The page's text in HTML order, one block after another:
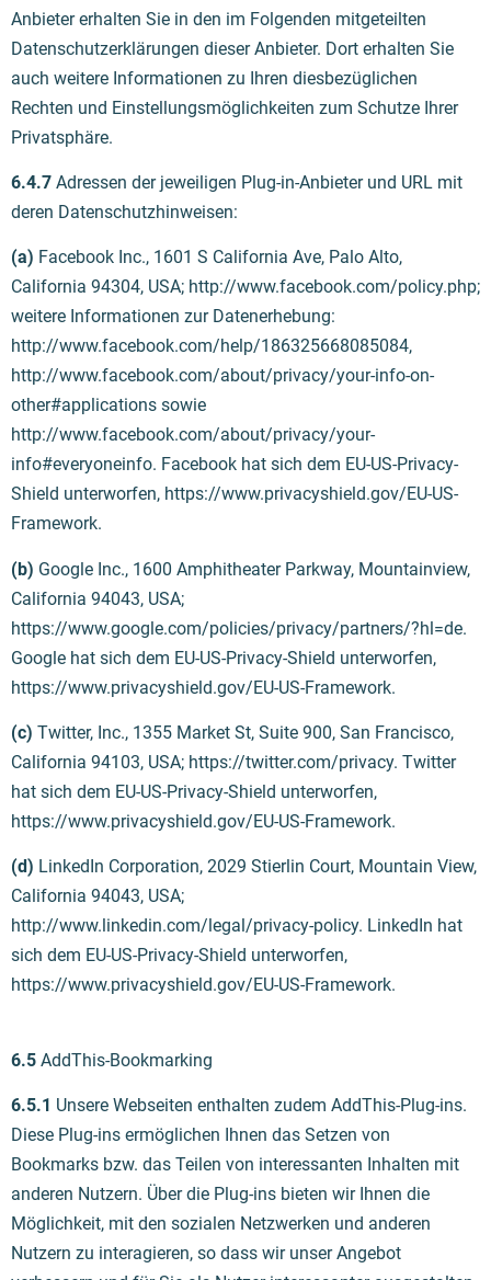
Anbieter erhalten Sie in den im Folgenden mitgeteilten
Datenschutzerklärungen dieser Anbieter. Dort erhalten Sie
auch weitere Informationen zu Ihren diesbezüglichen
Rechten und Einstellungsmöglichkeiten zum Schutze Ihrer
Privatsphäre.
6.4.7 Adressen der jeweiligen Plug-in-Anbieter und URL mit
deren Datenschutzhinweisen:
(a) Facebook Inc., 1601 S California Ave, Palo Alto,
California 94304, USA; http://www.facebook.com/policy.php;
weitere Informationen zur Datenerhebung:
http://www.facebook.com/help/186325668085084,
http://www.facebook.com/about/privacy/your-info-on-
other#applications sowie
http://www.facebook.com/about/privacy/your-
info#everyoneinfo. Facebook hat sich dem EU-US-Privacy-
Shield unterworfen, https://www.privacyshield.gov/EU-US-
Framework.
(b) Google Inc., 1600 Amphitheater Parkway, Mountainview,
California 94043, USA;
https://www.google.com/policies/privacy/partners/?hl=de.
Google hat sich dem EU-US-Privacy-Shield unterworfen,
https://www.privacyshield.gov/EU-US-Framework.
(c) Twitter, Inc., 1355 Market St, Suite 900, San Francisco,
California 94103, USA; https://twitter.com/privacy. Twitter
hat sich dem EU-US-Privacy-Shield unterworfen,
https://www.privacyshield.gov/EU-US-Framework.
(d) LinkedIn Corporation, 2029 Stierlin Court, Mountain View,
California 94043, USA;
http://www.linkedin.com/legal/privacy-policy. LinkedIn hat
sich dem EU-US-Privacy-Shield unterworfen,
https://www.privacyshield.gov/EU-US-Framework.
6.5 AddThis-Bookmarking
6.5.1 Unsere Webseiten enthalten zudem AddThis-Plug-ins.
Diese Plug-ins ermöglichen Ihnen das Setzen von
Bookmarks bzw. das Teilen von interessanten Inhalten mit
anderen Nutzern. Über die Plug-ins bieten wir Ihnen die
Möglichkeit, mit den sozialen Netzwerken und anderen
Nutzern zu interagieren, so dass wir unser Angebot